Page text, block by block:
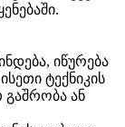
იწურება
ტექნიკის
გაშრობა ან